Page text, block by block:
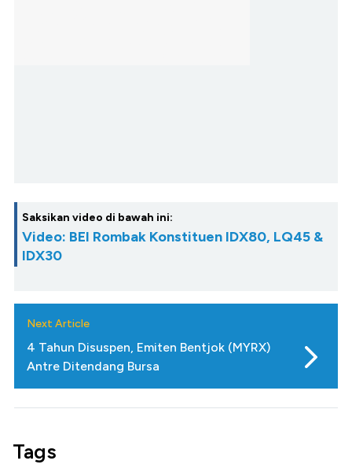
Saksikan video di bawah ini:
Video: BEI Rombak Konstituen IDX80, LQ45 &
IDX30
Next Article
4 Tahun Disuspen, Emiten Bentjok (MYRX)
Antre Ditendang Bursa
Tags